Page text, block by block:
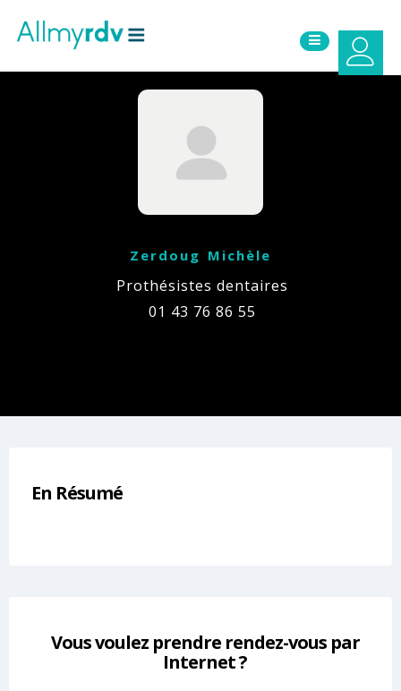
Zerdoug Michèle
Prothésistes dentaires
01 43 76 86 55
En Résumé
Vous voulez prendre rendez-vous par
Internet ?